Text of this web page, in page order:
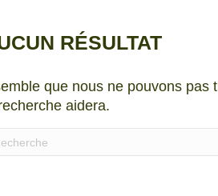
RÉSULTAT
que nous ne pouvons pas
aidera.
les résultats de l'auto-